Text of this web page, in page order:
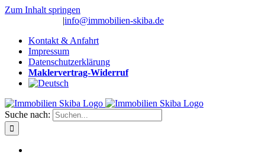
Zum Inhalt springen
|info@immobilien-skiba.de
Kontakt & Anfahrt
Impressum
Datenschutzerklärung
Maklervertrag-Widerruf
Suche nach: